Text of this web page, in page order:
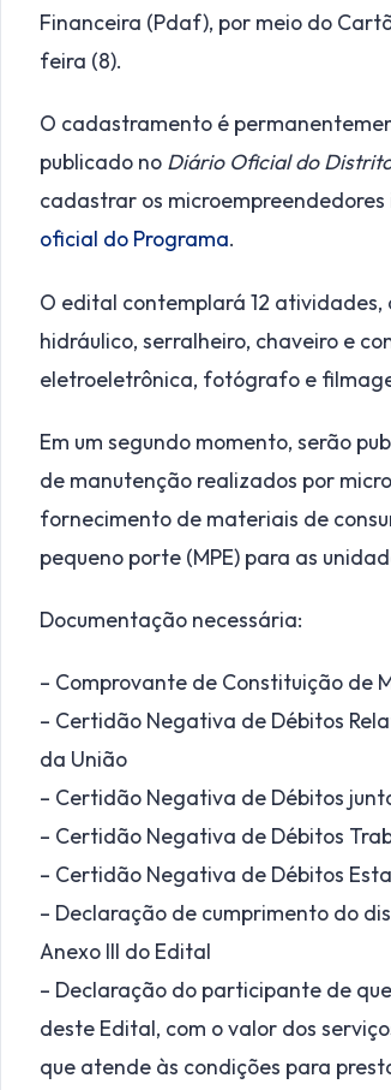
Financeira (Pdaf), por meio do
feira (8).
O cadastramento é
publicado no Diário Oficial do
cadastrar os
oficial do Programa.
O edital contemplará 12
hidráulico, serralheiro, chaveiro e
eletroeletrônica, fotógrafo e
Em um segundo momento, serão
de manutenção realizados por
fornecimento de materiais de
pequeno porte (MPE) para as
Documentação necessária:
– Comprovante de Constituição de
– Certidão Negativa de Débitos
da União
– Certidão Negativa de Débitos
– Certidão Negativa de Débitos
– Certidão Negativa de Débitos
– Declaração de cumprimento do
Anexo III do Edital
– Declaração do participante de
deste Edital, com o valor dos
que atende às condições para